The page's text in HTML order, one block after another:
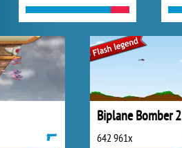
Biplane Bomber 2
642 961x